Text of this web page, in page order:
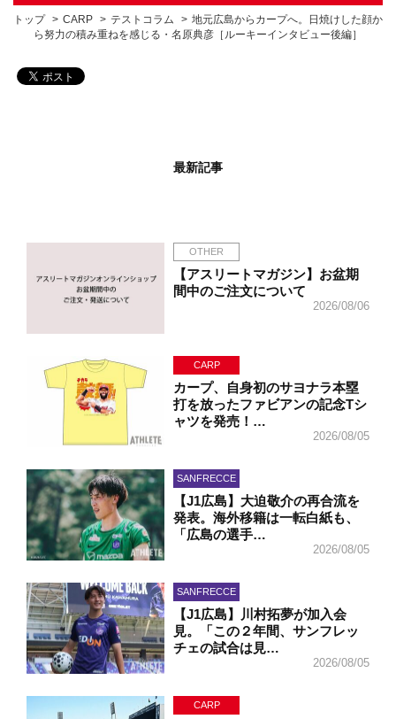
トップ CARP テストコラム
地元広島からカープへ。日焼けした顔か
ら努力の積み重ねを感じる・名原典彦［ルーキーインタビュー後編］
最新記事
OTHER
【アスリートマガジン】お盆期
間中のご注文について
2026/08/06
CARP
カープ、自身初のサヨナラ本塁
打を放ったファビアンの記念Tシ
ャツを発売！…
2026/08/05
SANFRECCE
【J1広島】大迫敬介の再合流を
発表。海外移籍は一転白紙も、
「広島の選手…
2026/08/05
SANFRECCE
【J1広島】川村拓夢が加入会
見。「この２年間、サンフレッ
チェの試合は見…
2026/08/05
CARP